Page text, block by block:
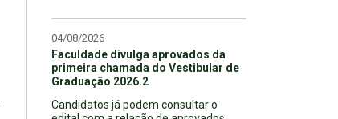
04/08/2026
Faculdade divulga aprovados da
primeira chamada do Vestibular de
Graduação 2026.2
Candidatos já podem consultar o